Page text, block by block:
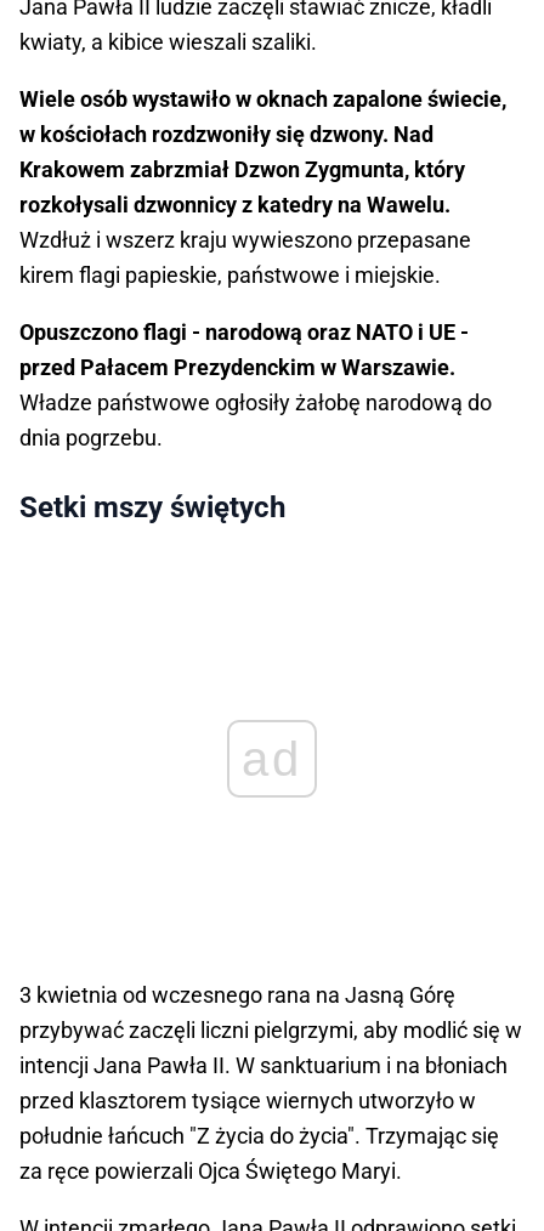
Jana Pawła II ludzie zaczęli stawiać znicze, kładli
kwiaty, a kibice wieszali szaliki.
Wiele osób wystawiło w oknach zapalone świecie,
w kościołach rozdzwoniły się dzwony. Nad
Krakowem zabrzmiał Dzwon Zygmunta, który
rozkołysali dzwonnicy z katedry na Wawelu.
Wzdłuż i wszerz kraju wywieszono przepasane
kirem flagi papieskie, państwowe i miejskie.
Opuszczono flagi - narodową oraz NATO i UE -
przed Pałacem Prezydenckim w Warszawie.
Władze państwowe ogłosiły żałobę narodową do
dnia pogrzebu.
Setki mszy świętych
ad
3 kwietnia od wczesnego rana na Jasną Górę
przybywać zaczęli liczni pielgrzymi, aby modlić się w
intencji Jana Pawła II. W sanktuarium i na błoniach
przed klasztorem tysiące wiernych utworzyło w
południe łańcuch "Z życia do życia". Trzymając się
za ręce powierzali Ojca Świętego Maryi.